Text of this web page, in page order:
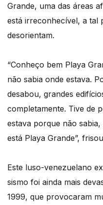
Grande, uma das áreas
está irreconhecível, a tal
desorientam.
“Conheço bem Playa
não sabia onde estava.
desabou, grandes
completamente. Tive de
estava porque não
está Playa Grande”,
Este luso-venezuelano
sismo foi ainda mais
1999, que provocaram